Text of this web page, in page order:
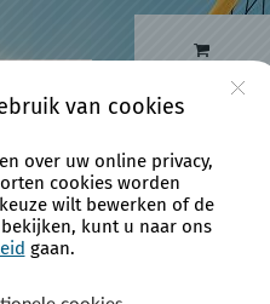
0 artikelen
van cookies
over uw online privacy,
cookies worden
wilt bewerken of de
kunt u naar ons
gaan.